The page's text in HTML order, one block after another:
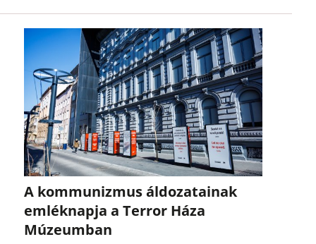
A kommunizmus áldozatainak
emléknapja a Terror Háza
Múzeumban